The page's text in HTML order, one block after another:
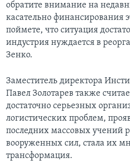
обратите внимание на
касательно финансирования
поймете, что ситуация
индустрия нуждается в
Зенко.
Заместитель директора
Павел Золотарев также
достаточно серьезных
логистических проблем,
последних массовых учений
вооруженных сил, стала их
трансформация.